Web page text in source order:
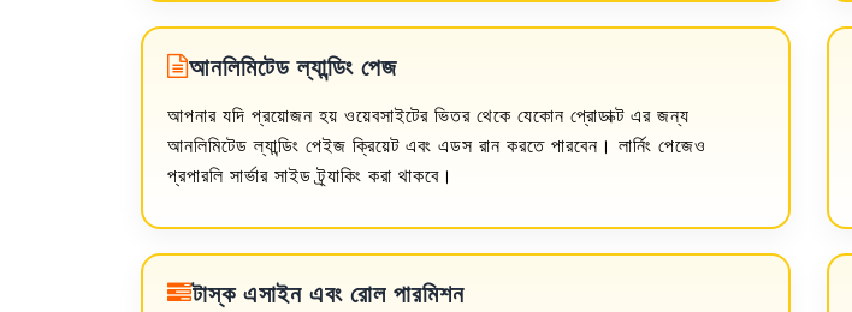
আনলিমিটেড ল্যান্ডিং পেজ
আপনার যদি প্রয়োজন হয় ওয়েবসাইটের ভিতর থেকে যেকোন প্রোডাক্ট এর জন্য
আনলিমিটেড ল্যান্ডিং পেইজ ক্রিয়েট এবং এডস রান করতে পারবেন। লার্নিং পেজেও
প্রপারলি সার্ভার সাইড ট্র্যাকিং করা থাকবে।
টাস্ক এসাইন এবং রোল পারমিশন